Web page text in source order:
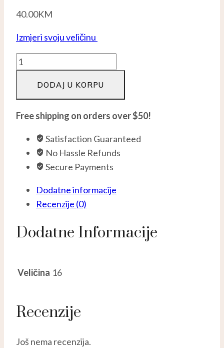
40.00KM
Izmjeri svoju veličinu
Cirkon
Spiner
Srebro
925
DODAJ U KORPU
Free shipping on orders over $50!
Satisfaction Guaranteed
No Hassle Refunds
Secure Payments
Dodatne informacije
Recenzije (0)
Dodatne Informacije
Veličina 16
Recenzije
Još nema recenzija.